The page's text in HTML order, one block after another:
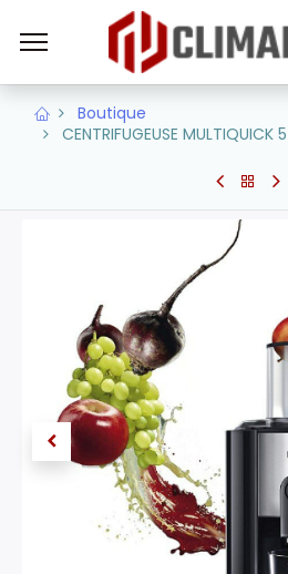
Boutique
CENTRIFUGEUSE MULTIQUICK